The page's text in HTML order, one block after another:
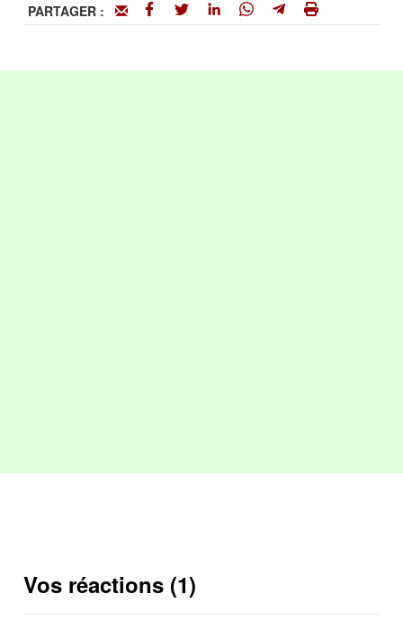
PARTAGER :
Vos réactions (1)